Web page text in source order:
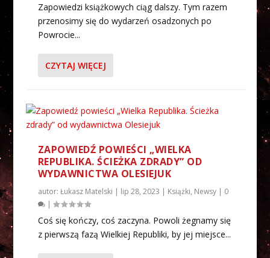
Zapowiedzi książkowych ciąg dalszy. Tym razem
przenosimy się do wydarzeń osadzonych po
Powrocie...
CZYTAJ WIĘCEJ
ZAPOWIEDŹ POWIEŚCI „WIELKA
REPUBLIKA. ŚCIEŻKA ZDRADY” OD
WYDAWNICTWA OLESIEJUK
autor: Łukasz Matelski | lip 28, 2023 | Książki, Newsy| 0
|
Coś się kończy, coś zaczyna. Powoli żegnamy się
z pierwszą fazą Wielkiej Republiki, by jej miejsce...